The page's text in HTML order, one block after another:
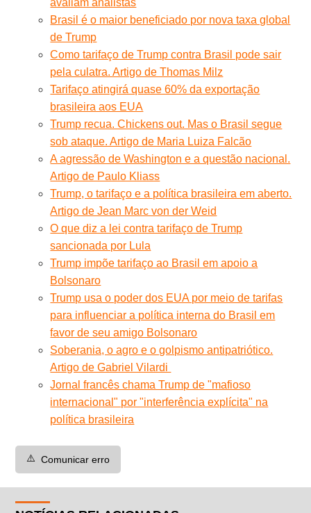
Brasil é o maior beneficiado por nova taxa global
de Trump
Como tarifaço de Trump contra Brasil pode sair
pela culatra. Artigo de Thomas Milz
Tarifaço atingirá quase 60% da exportação
brasileira aos EUA
Trump recua. Chickens out. Mas o Brasil segue
sob ataque. Artigo de Maria Luiza Falcão
A agressão de Washington e a questão nacional.
Artigo de Paulo Kliass
Trump, o tarifaço e a política brasileira em aberto.
Artigo de Jean Marc von der Weid
O que diz a lei contra tarifaço de Trump
sancionada por Lula
Trump impõe tarifaço ao Brasil em apoio a
Bolsonaro
Trump usa o poder dos EUA por meio de tarifas
para influenciar a política interna do Brasil em
favor de seu amigo Bolsonaro
Soberania, o agro e o golpismo antipatriótico.
Artigo de Gabriel Vilardi
Jornal francês chama Trump de "mafioso
internacional" por "interferência explícita" na
política brasileira
⚠️ Comunicar erro